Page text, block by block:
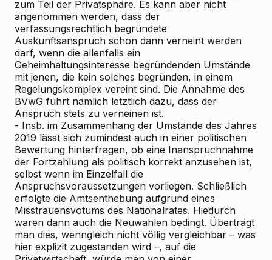
zum Teil der Privatsphäre. Es kann aber nicht
angenommen werden, dass der
verfassungsrechtlich begründete
Auskunftsanspruch schon dann verneint werden
darf, wenn die allenfalls ein
Geheimhaltungsinteresse begründenden Umstände
mit jenen, die kein solches begründen, in einem
Regelungskomplex vereint sind. Die Annahme des
BVwG führt nämlich letztlich dazu, dass der
Anspruch stets zu verneinen ist.
- Insb. im Zusammenhang der Umstände des Jahres
2019 lässt sich zumindest auch in einer politischen
Bewertung hinterfragen, ob eine Inanspruchnahme
der Fortzahlung als politisch korrekt anzusehen ist,
selbst wenn im Einzelfall die
Anspruchsvoraussetzungen vorliegen. Schließlich
erfolgte die Amtsenthebung aufgrund eines
Misstrauensvotums des Nationalrates. Hiedurch
waren dann auch die Neuwahlen bedingt. Überträgt
man dies, wenngleich nicht völlig vergleichbar – was
hier explizit zugestanden wird –, auf die